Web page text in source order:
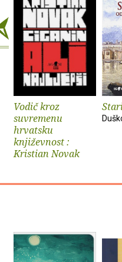
Vodič kroz
suvremenu
hrvatsku
književnost :
Kristian Novak